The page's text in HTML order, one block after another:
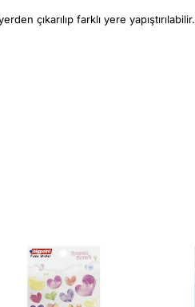
çıkarılıp farklı yere yapıştırılabilir.